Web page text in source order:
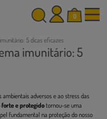
0
5 dicas eficazes
imunitário: 5
adversos e ao stress das
e protegidotornou-se uma
fundamental na proteção do nosso